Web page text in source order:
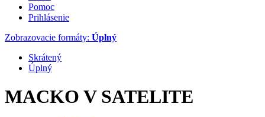
Pomoc
Prihlásenie
Zobrazovacie formáty: Úplný
Skrátený
Úplný
MACKO V SATELITE